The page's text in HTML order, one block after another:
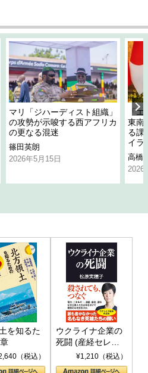
マリ「ジハーディスト組織」
の攻勢が示唆する西アフリカ
の更なる混迷
篠田英朗
2026年5月15日
「
東南
る課
イラ
高橋
2026
を知るた
（税込）
ウクライナ企業の
死闘 (産経セレク
ト S 039)¥1,210（税込）